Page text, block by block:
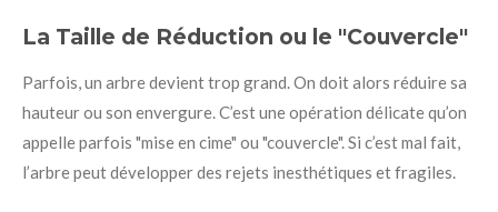
La Taille de Réduction ou le "Couvercle"
Parfois, un arbre devient trop grand. On doit alors réduire sa
hauteur ou son envergure. C’est une opération délicate qu’on
appelle parfois "mise en cime" ou "couvercle". Si c’est mal fait,
l’arbre peut développer des rejets inesthétiques et fragiles.